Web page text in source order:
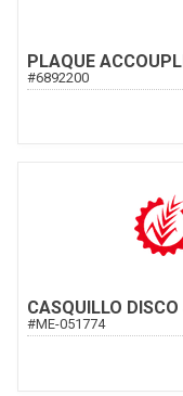
PLAQUE
#6892200
CASQUILLO
#ME-051774